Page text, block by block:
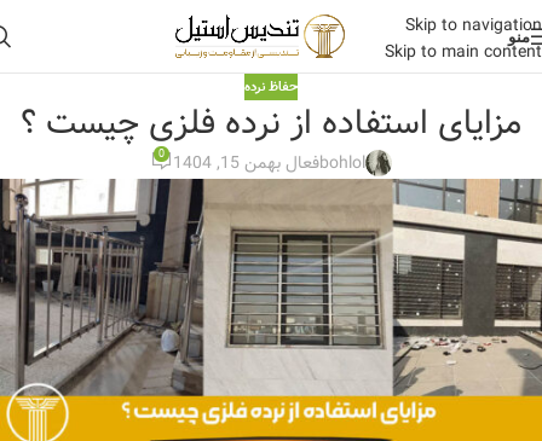
Skip to navigation
Skip to main content
منو
حفاظ نرده
مزایای استفاده از نرده فلزی چیست ؟
bohlolفعال بهمن 15, 1404 0